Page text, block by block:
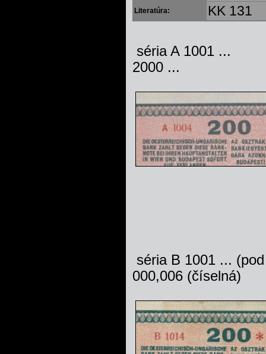
Literatúra: KK 131
séria
2000 ...
séria B
000,006 (číselná)